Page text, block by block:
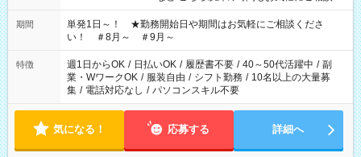
ださい！
期間
単発1日～！ ★勤務開始日や期間はお気軽にご相談くださ
い！ ＃8月～ ＃9月～
特徴 週1日からOK / 日払いOK / 履歴書不要 / 40～50代活躍中 / 副
業・WワークOK / 服装自由 / シフト勤務 / 10名以上の大量募
集 / 電話対応なし / パソコンスキル不要
気になる！ 応募する 詳細へ